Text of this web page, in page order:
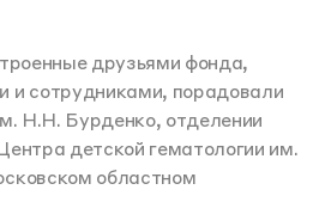
друзьями фонда,
и сотрудниками, порадовали
Н.Н. Бурденко, отделении
детской гематологии им.
областном